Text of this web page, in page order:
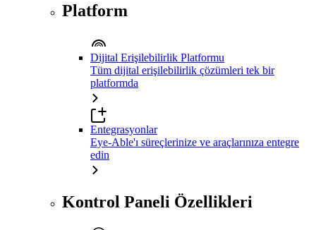
Platform
Dijital Erişilebilirlik Platformu
Tüm dijital erişilebilirlik çözümleri tek bir
platformda
Entegrasyonlar
Eye-Able'ı süreçlerinize ve araçlarınıza entegre
edin
Kontrol Paneli Özellikleri